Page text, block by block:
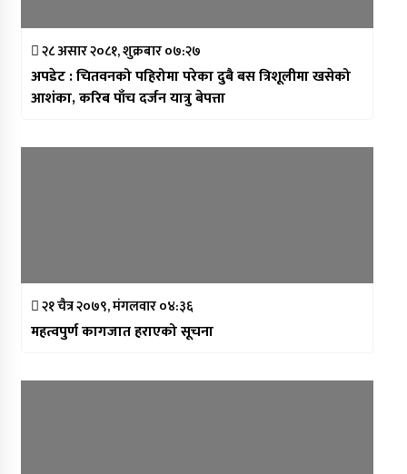
२८ असार २०८१, शुक्रबार ०७:२७
अपडेट : चितवनको पहिरोमा परेका दुबै बस त्रिशूलीमा खसेको
आशंका, करिब पाँच दर्जन यात्रु बेपत्ता
२१ चैत्र २०७९, मंगलवार ०४:३६
महत्वपुर्ण कागजात हराएको सूचना